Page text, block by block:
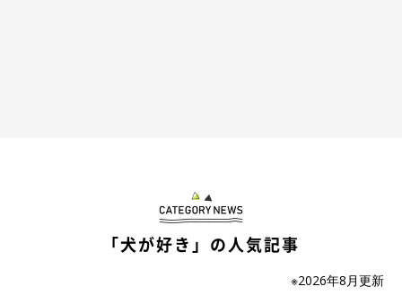
「犬が好き」の人気記事
※2026年8月更新